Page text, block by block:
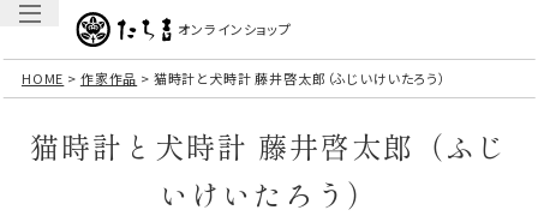
オンラインショップ
HOME 作家作品 猫時計と犬時計 藤井啓太郎（ふじいけいたろう）
猫時計と犬時計 藤井啓太郎（ふじ
いけいたろう）